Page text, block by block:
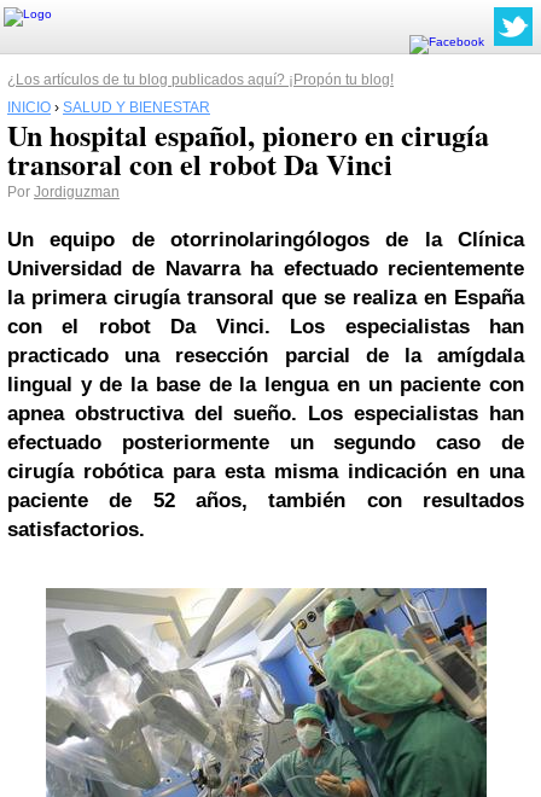
¿Los artículos de tu blog publicados aquí? ¡Propón tu blog!
INICIO › SALUD Y BIENESTAR
Un hospital español, pionero en cirugía
transoral con el robot Da Vinci
Por Jordiguzman
Un equipo de otorrinolaringólogos de la Clínica
Universidad de Navarra ha efectuado recientemente
la primera cirugía transoral que se realiza en España
con el robot Da Vinci. Los especialistas han
practicado una resección parcial de la amígdala
lingual y de la base de la lengua en un paciente con
apnea obstructiva del sueño. Los especialistas han
efectuado posteriormente un segundo caso de
cirugía robótica para esta misma indicación en una
paciente de 52 años, también con resultados
satisfactorios.